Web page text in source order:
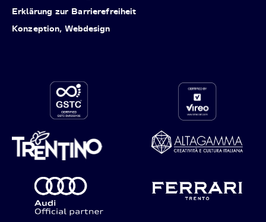
Erklärung zur Barrierefreiheit
Konzeption, Webdesign